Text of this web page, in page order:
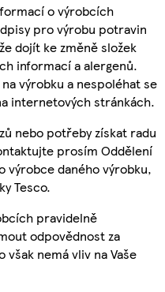
o výrobcích
pro výrobu potravin
dojít ke změně složek
informací a alergenů.
výrobku a nespoléhat se
internetových stránkách.
nebo potřeby získat radu
prosím Oddělení
výrobce daného výrobku,
Tesco.
pravidelně
odpovědnost za
nemá vliv na Vaše